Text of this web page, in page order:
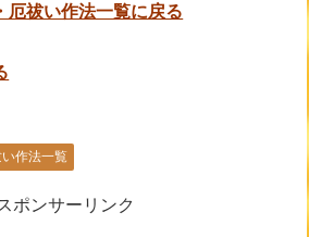
厄祓い作法一覧に戻る
作法一覧
ポンサーリンク